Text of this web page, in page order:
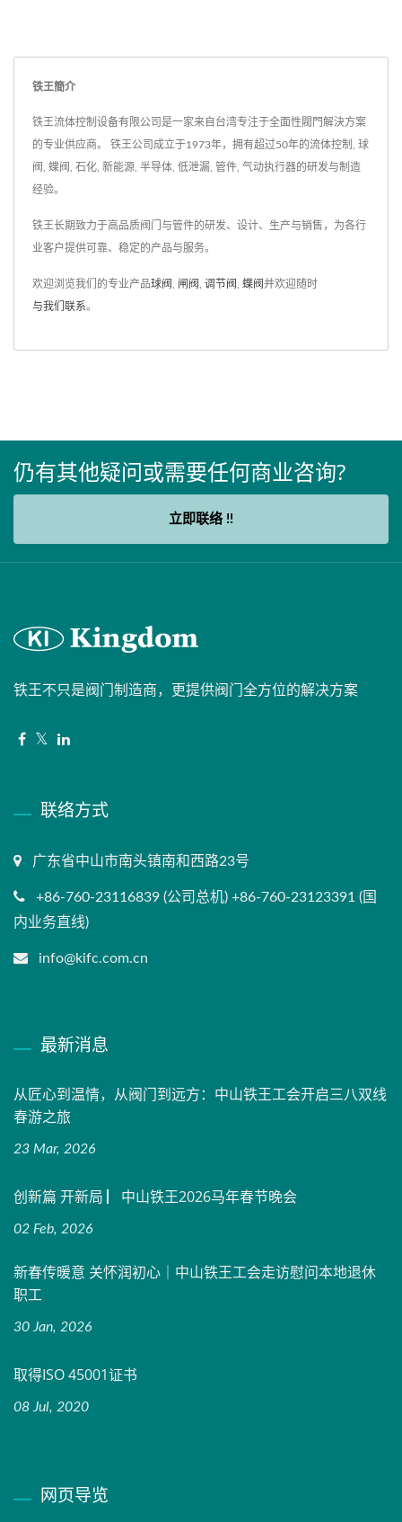
铁王簡介
铁王流体控制设备有限公司是一家来自台湾专注于全面性閥門解決方案
的专业供应商。 铁王公司成立于1973年，拥有超过50年的流体控制, 球
阀, 蝶阀, 石化, 新能源, 半导体, 低泄漏, 管件, 气动执行器的研发与制造
经验。
铁王长期致力于高品质阀门与管件的研发、设计、生产与销售，为各行
业客户提供可靠、稳定的产品与服务。
欢迎浏览我们的专业产品球阀 闸阀 调节阀 蝶阀并欢迎随时
与我们联系。
仍有其他疑问或需要任何商业咨询?
立即联络 !!
铁王不只是阀门制造商，更提供阀门全方位的解决方案
联络方式
广东省中山市南头镇南和西路23号
+86-760-23116839 (公司总机) +86-760-23123391 (国
内业务直线)
info@kifc.com.cn
最新消息
从匠心到温情，从阀门到远方：中山铁王工会开启三八双线
春游之旅
23 Mar, 2026
创新篇 开新局 ▏中山铁王2026马年春节晚会
02 Feb, 2026
新春传暖意 关怀润初心｜中山铁王工会走访慰问本地退休
职工
30 Jan, 2026
取得ISO 45001证书
08 Jul, 2020
网页导览